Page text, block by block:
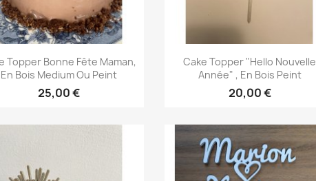
Aperçu rapide
+3
Topper Bonne Fête Maman,
En Bois Medium Ou Peint
25,00 €
Aperçu rapide
Cake Topper "Hello Nouvelle
Année" , En Bois Peint
20,00 €